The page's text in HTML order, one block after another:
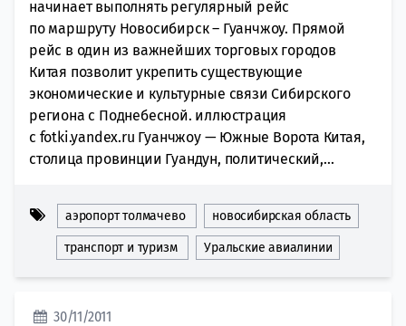
начинает выполнять регулярный рейс
по маршруту Новосибирск – Гуанчжоу. Прямой
рейс в один из важнейших торговых городов
Китая позволит укрепить существующие
экономические и культурные связи Сибирского
региона с Поднебесной. иллюстрация
с fotki.yandex.ru Гуанчжоу — Южные Ворота Китая,
столица провинции Гуандун, политический,...
аэропорт толмачево новосибирская область
транспорт и туризм Уральские авиалинии
30/11/2011